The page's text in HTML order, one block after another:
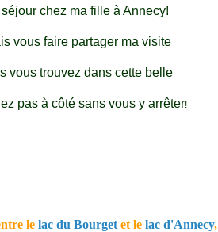
chez ma fille à Annecy!
vous faire partager ma visite
vous trouvez dans cette belle
pas à côté sans vous y arrêter!
le lac du Bourget et le lac d'Annecy,